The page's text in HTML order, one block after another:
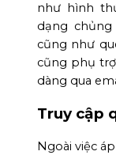
như hình
dạng
cũng như
cũng phụ
dàng qua
Truy cập
Ngoài việc